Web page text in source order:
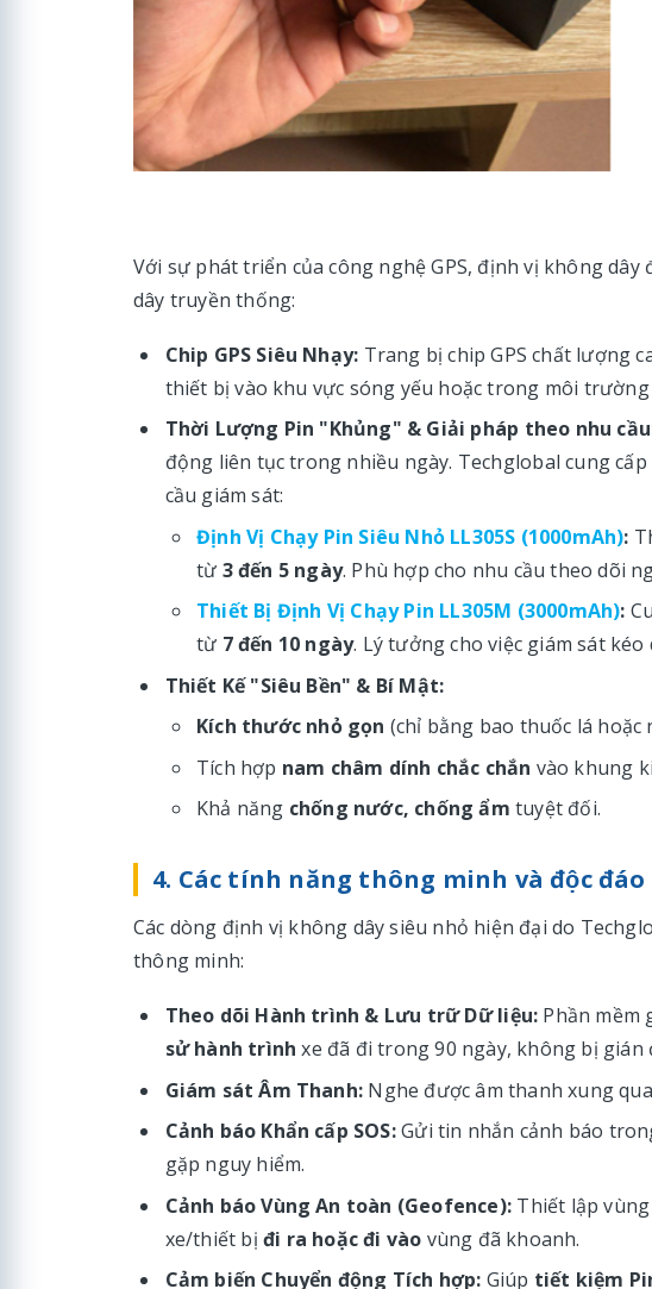
Với sự phát triển của công nghệ GPS, định vị không
dây truyền thống:
Chip GPS Siêu Nhạy: Trang bị chip GPS chất lượng
thiết bị vào khu vực sóng yếu hoặc trong môi
Thời Lượng Pin "Khủng" & Giải pháp theo nhu
động liên tục trong nhiều ngày. Techglobal cung
cầu giám sát:
Định Vị Chạy Pin Siêu Nhỏ LL305S (1000mAh):
từ 3 đến 5 ngày. Phù hợp cho nhu cầu theo dõi
Thiết Bị Định Vị Chạy Pin LL305M (3000mAh):
từ 7 đến 10 ngày. Lý tưởng cho việc giám sát
Thiết Kế "Siêu Bền" & Bí Mật:
Kích thước nhỏ gọn (chỉ bằng bao thuốc lá hoặc
Tích hợp nam châm dính chắc chắn vào khung
Khả năng chống nước, chống ẩm tuyệt đối.
4. Các tính năng thông minh và độc đáo
Các dòng định vị không dây siêu nhỏ hiện đại do
thông minh:
Theo dõi Hành trình & Lưu trữ Dữ liệu: Phần mềm
sử hành trình xe đã đi trong 90 ngày, không bị gián
Giám sát Âm Thanh: Nghe được âm thanh xung
Cảnh báo Khẩn cấp SOS:Gửi tin nhắn cảnh báo
gặp nguy hiểm.
Cảnh báo Vùng An toàn (Geofence): Thiết lập
xe/thiết bị đi ra hoặc đi vào vùng đã khoanh.
Cảm biến Chuyển động Tích hợp: Giúp tiết kiệm